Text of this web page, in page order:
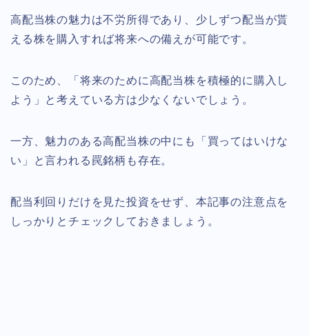
高配当株の魅力は不労所得であり、少しずつ配当が貰
える株を購入すれば将来への備えが可能です。
このため、「将来のために高配当株を積極的に購入し
よう」と考えている方は少なくないでしょう。
一方、魅力のある高配当株の中にも「買ってはいけな
い」と言われる罠銘柄も存在。
配当利回りだけを見た投資をせず、本記事の注意点を
しっかりとチェックしておきましょう。